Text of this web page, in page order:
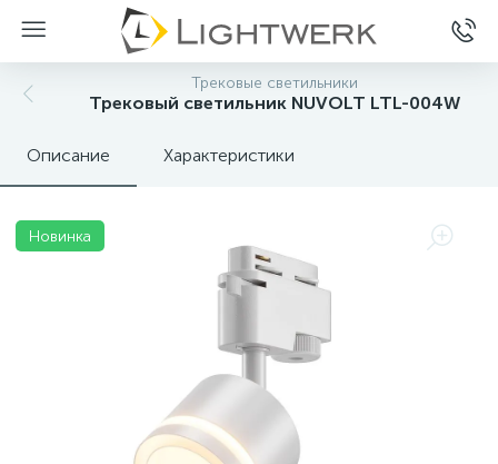
Трековые светильники
Трековый светильник NUVOLT LTL-004W
Описание Характеристики
Новинка